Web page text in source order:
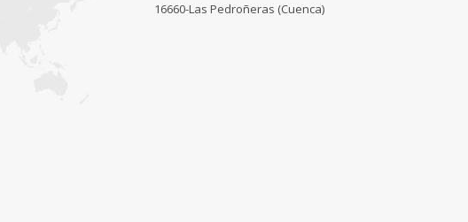
16660-Las Pedroñeras (Cuenca)